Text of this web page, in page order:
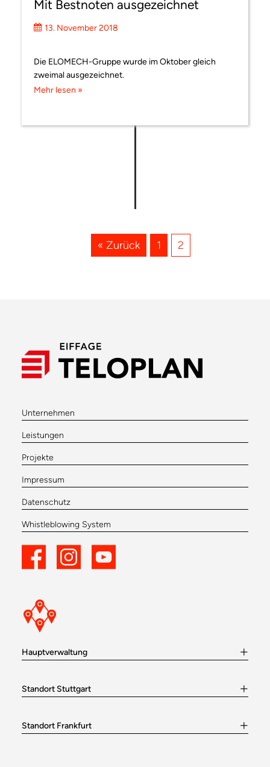
Mit Bestnoten ausgezeichnet
13. November 2018
Die ELOMECH-Gruppe wurde im Oktober gleich
zweimal ausgezeichnet.
Mehr lesen »
« Zurück 1 2
Unternehmen
Leistungen
Projekte
Impressum
Datenschutz
Whistleblowing System
Hauptverwaltung
Standort Stuttgart
Standort Frankfurt